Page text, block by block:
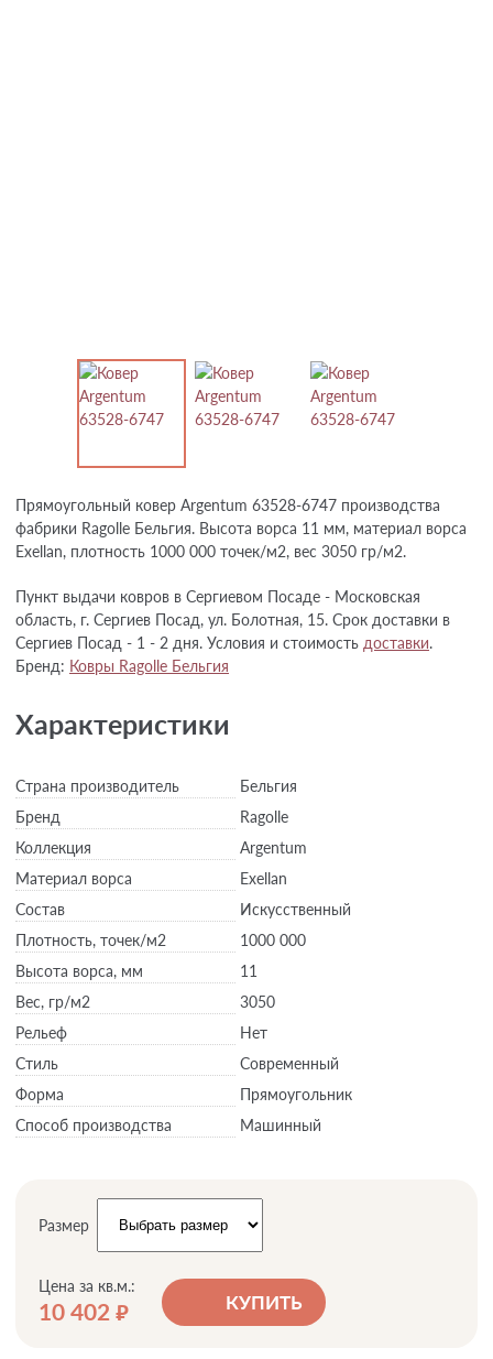
Прямоугольный ковер Argentum 63528-6747 производства
фабрики Ragolle Бельгия. Высота ворса 11 мм, материал ворса
Exellan, плотность 1000 000 точек/м2, вес 3050 гр/м2.
Пункт выдачи ковров в Сергиевом Посаде - Московская
область, г. Сергиев Посад, ул. Болотная, 15. Срок доставки в
Сергиев Посад - 1 - 2 дня. Условия и стоимость доставки.
Бренд: Ковры Ragolle Бельгия
Характеристики
Страна производитель
Бельгия
Бренд
Ragolle
Коллекция
Argentum
Материал ворса
Exellan
Состав
Искусственный
Плотность, точек/м2
1000 000
Высота ворса, мм
11
Вес, гр/м2
3050
Рельеф
Нет
Стиль
Современный
Форма
Прямоугольник
Способ производства
Машинный
Размер
Цена за кв.м.:
10 402 руб. КУПИТЬ